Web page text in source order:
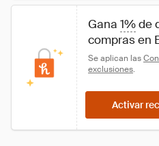
Gana 1% de
compras en
Se aplican las
exclusiones.
Activar